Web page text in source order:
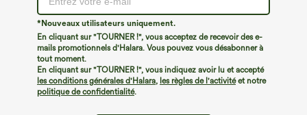
*Nouveaux utilisateurs uniquement.
En cliquant sur "TOURNER !", vous acceptez de recevoir des e-
mails promotionnels d'Halara. Vous pouvez vous désabonner à
tout moment.
En cliquant sur "TOURNER !", vous indiquez avoir lu et accepté
les conditions générales d'Halara, les règles de l'activitéet notre
politique de confidentialité.